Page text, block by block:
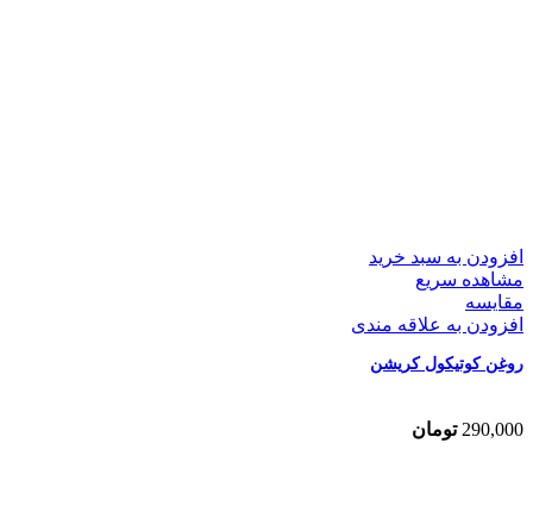
افزودن به سبد خرید
مشاهده سریع
مقایسه
افزودن به علاقه مندی
روغن کوتیکول کریشن
290,000 تومان